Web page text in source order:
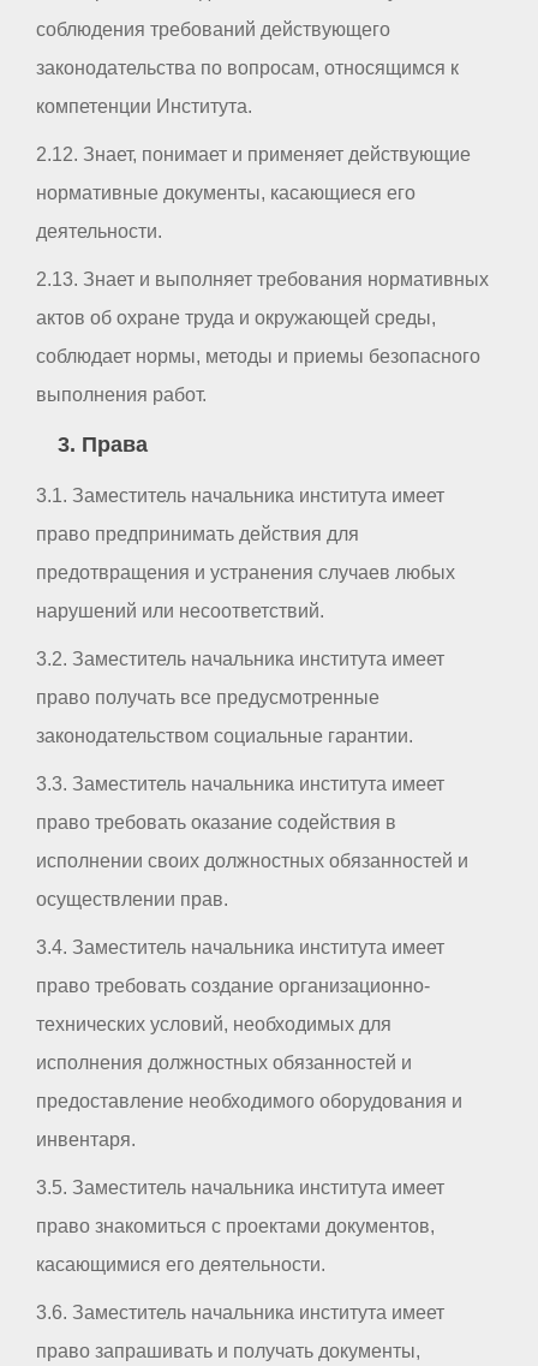
соблюдения требований действующего
законодательства по вопросам, относящимся к
компетенции Института.
2.12. Знает, понимает и применяет действующие
нормативные документы, касающиеся его
деятельности.
2.13. Знает и выполняет требования нормативных
актов об охране труда и окружающей среды,
соблюдает нормы, методы и приемы безопасного
выполнения работ.
3. Права
3.1. Заместитель начальника института имеет
право предпринимать действия для
предотвращения и устранения случаев любых
нарушений или несоответствий.
3.2. Заместитель начальника института имеет
право получать все предусмотренные
законодательством социальные гарантии.
3.3. Заместитель начальника института имеет
право требовать оказание содействия в
исполнении своих должностных обязанностей и
осуществлении прав.
3.4. Заместитель начальника института имеет
право требовать создание организационно-
технических условий, необходимых для
исполнения должностных обязанностей и
предоставление необходимого оборудования и
инвентаря.
3.5. Заместитель начальника института имеет
право знакомиться с проектами документов,
касающимися его деятельности.
3.6. Заместитель начальника института имеет
право запрашивать и получать документы,